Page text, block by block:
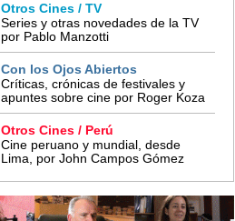
Otros Cines / TV
Series y otras novedades de la TV
por Pablo Manzotti
Con los Ojos Abiertos
Críticas, crónicas de festivales y
apuntes sobre cine por Roger Koza
Otros Cines / Perú
Cine peruano y mundial, desde
Lima, por John Campos Gómez